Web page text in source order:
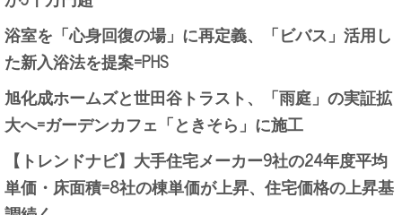
浴室を「心身回復の場」に再定義、「ビバス」活用し
た新入浴法を提案=PHS
旭化成ホームズと世田谷トラスト、「雨庭」の実証拡
大へ=ガーデンカフェ「ときそら」に施工
【トレンドナビ】大手住宅メーカー9社の24年度平均
単価・床面積=8社の棟単価が上昇、住宅価格の上昇基